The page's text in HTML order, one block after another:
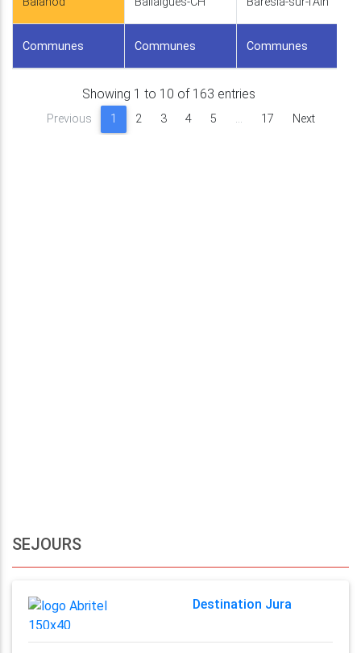
Communes Communes Communes
Showing 1 to 10 of 163 entries
Previous 1 2 3 4 5 … 17 Next
SEJOURS
Destination Jura